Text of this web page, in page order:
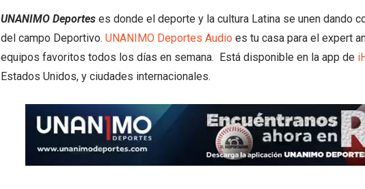
UNANIMO Deportes es donde el deporte y la cultura Latina se unen dando
del campo Deportivo. UNANIMO Deportes Audio es tu casa para el expert
equipos favoritos todos los días en semana. Está disponible en la app de
Estados Unidos, y ciudades internacionales.